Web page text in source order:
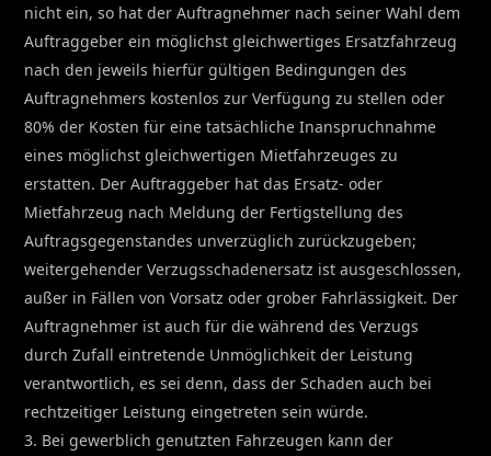
nicht ein, so hat der Auftragnehmer nach seiner Wahl dem
Auftraggeber ein möglichst gleichwertiges Ersatzfahrzeug
nach den jeweils hierfür gültigen Bedingungen des
Auftragnehmers kostenlos zur Verfügung zu stellen oder
80% der Kosten für eine tatsächliche Inanspruchnahme
eines möglichst gleichwertigen Mietfahrzeuges zu
erstatten. Der Auftraggeber hat das Ersatz- oder
Mietfahrzeug nach Meldung der Fertigstellung des
Auftragsgegenstandes unverzüglich zurückzugeben;
weitergehender Verzugsschadenersatz ist ausgeschlossen,
außer in Fällen von Vorsatz oder grober Fahrlässigkeit. Der
Auftragnehmer ist auch für die während des Verzugs
durch Zufall eintretende Unmöglichkeit der Leistung
verantwortlich, es sei denn, dass der Schaden auch bei
rechtzeitiger Leistung eingetreten sein würde.
3. Bei gewerblich genutzten Fahrzeugen kann der